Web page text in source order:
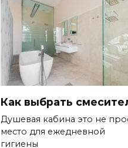
Как выбрать
Душевая кабина это не
место для ежедневной
гигиены